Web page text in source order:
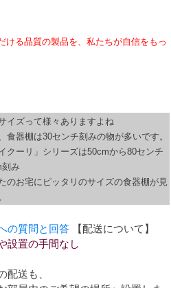
ける品質の製品を、私たちが自信をもっ
イズって様々ありますよね
食器棚は30センチ刻みの物が多いです。
クーリ」シリーズは50cmから80センチ
刻み
のお宅にピッタリのサイズの食器棚が見
の質問と回答 【配送について】
設置の手間なし
配送も、